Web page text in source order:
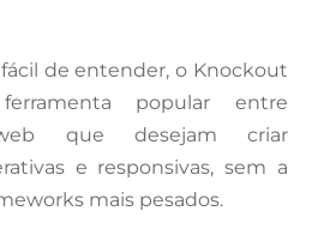
de entender, o Knockout
popular entre
web que desejam criar
e responsivas, sem a
mais pesados.